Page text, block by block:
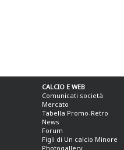
CALCIO E WEB
Comunicati società
Mercato
Tabella Promo-Retro
News
Forum
Figli di Un calcio Minore
Photogallery